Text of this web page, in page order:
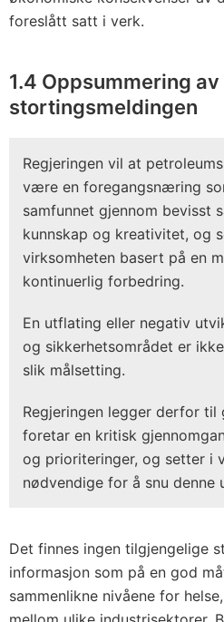
foreslått satt i verk.
1.4 Oppsummering
stortingsmeldingen
Regjeringen vil at
være en foregangsnæring
samfunnet gjennom bevisst
kunnskap og kreativitet, og
virksomheten basert på en
kontinuerlig forbedring.
En utflating eller negativ
og sikkerhetsområdet er
slik målsetting.
Regjeringen legger derfor til
foretar en kritisk
og prioriteringer, og setter i
nødvendige for å snu denne
Det finnes ingen tilgjengelige
informasjon som på en god
sammenlikne nivåene for